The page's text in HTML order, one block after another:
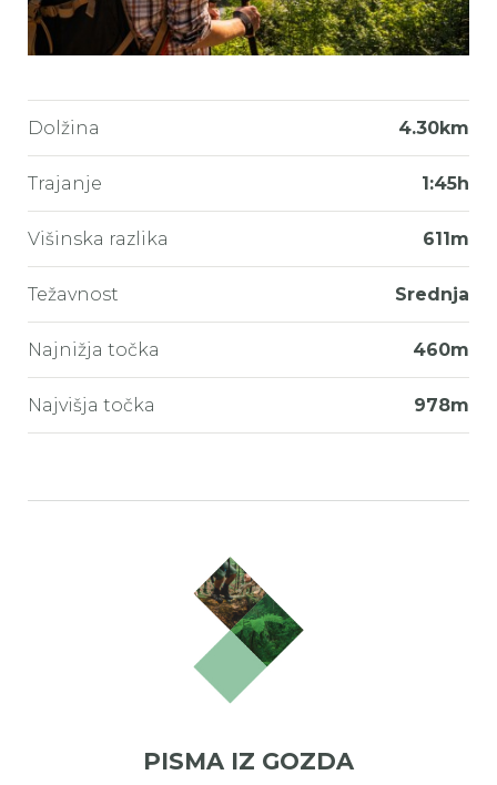
Dolžina 4.30km
Trajanje 1:45h
Višinska razlika 611m
Težavnost Srednja
Najnižja točka 460m
Najvišja točka 978m
PISMA IZ GOZDA